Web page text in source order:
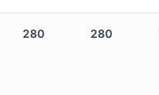
280 280